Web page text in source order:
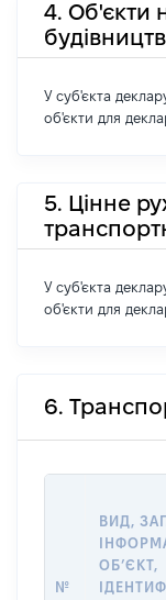
4. Об'єкти
У суб'єкта
об'єкти для
5. Цінне
У суб'єкта
об'єкти для
6.
№
ВИД,
ОБʼЄКТ,